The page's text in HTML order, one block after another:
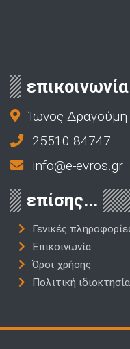
επικοινωνία
Ίωνος
25510 84747
info@e-evros.gr
επίσης...
Γενικές
Επικοινωνία
Όροι χρήσης
Πολιτική